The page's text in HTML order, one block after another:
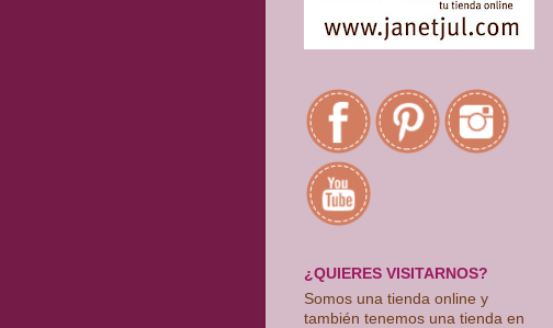
¿QUIERES VISITARNOS?
Somos una tienda online y
también tenemos una tienda en